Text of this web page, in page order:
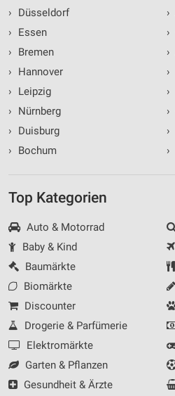
›
Düsseldorf
›
Essen
›
Bremen
›
Hannover
›
Leipzig
›
Nürnberg
›
Duisburg
›
Bochum
›
›
›
›
›
›
›
›
Top Kategorien
Auto & Motorrad
Baby & Kind
Baumärkte
Biomärkte
Discounter
Drogerie & Parfümerie
Elektromärkte
Garten & Pflanzen
Gesundheit & Ärzte